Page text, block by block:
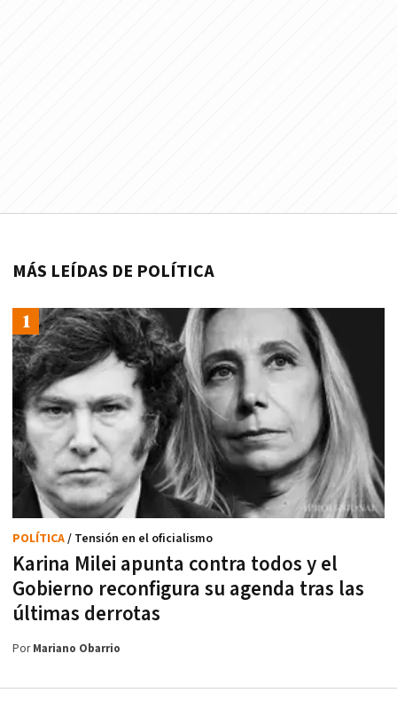
MÁS LEÍDAS DE POLÍTICA
Karina Milei apunta contra todos y el
Gobierno reconfigura su agenda tras las
últimas derrotas
POLÍTICA/ Tensión en el oficialismo
PorMariano Obarrio